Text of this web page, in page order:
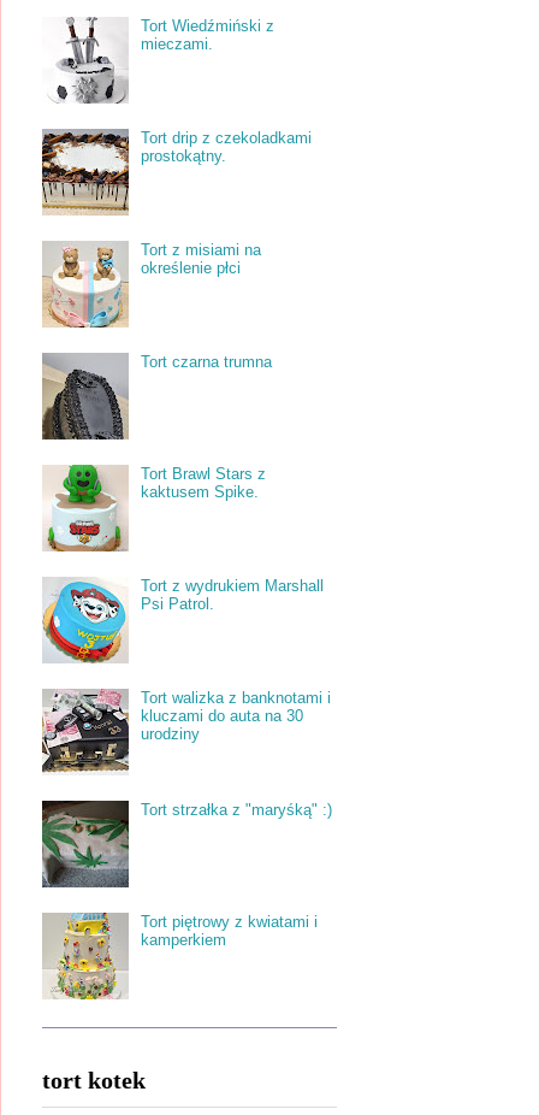
Tort Wiedźmiński z
mieczami.
Tort drip z czekoladkami
prostokątny.
Tort z misiami na
określenie płci
Tort czarna trumna
Tort Brawl Stars z
kaktusem Spike.
Tort z wydrukiem Marshall
Psi Patrol.
Tort walizka z banknotami i
kluczami do auta na 30
urodziny
Tort strzałka z "maryśką" :)
Tort piętrowy z kwiatami i
kamperkiem
tort kotek